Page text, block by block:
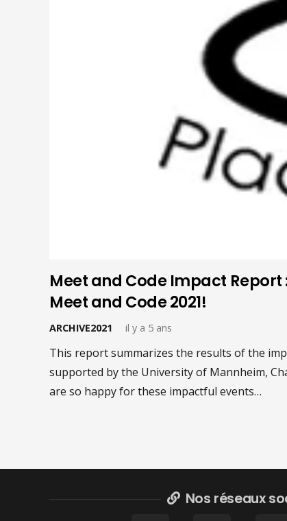
Meet and Code Impact Report
Meet and Code 2021!
ARCHIVE2021 il y a 5 ans
This report summarizes the results of the
supported by the University of Mannheim,
are so happy for these impactful events…
Nos réseaux